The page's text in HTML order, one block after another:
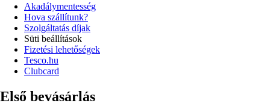
Akadálymentesség
Hova szállítunk?
Szolgáltatás díjak
Süti beállítások
Fizetési lehetőségek
Tesco.hu
Clubcard
Első bevásárlás